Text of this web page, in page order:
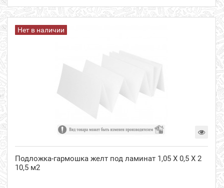
Нет в наличии
Подложка-гармошка желт под ламинат 1,05 Х 0,5 Х 2
10,5 м2